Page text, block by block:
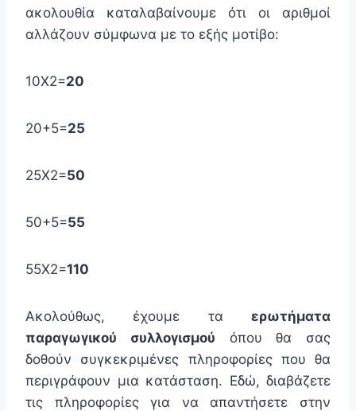
ακολουθία καταλαβαίνουμε ότι οι αριθμοί
αλλάζουν σύμφωνα με το εξής μοτίβο:
10Χ2=20
20+5=25
25Χ2=50
50+5=55
55Χ2=110
Ακολούθως, έχουμε τα ερωτήματα
παραγωγικού συλλογισμού όπου θα σας
δοθούν συγκεκριμένες πληροφορίες που θα
περιγράφουν μια κατάσταση. Εδώ, διαβάζετε
τις πληροφορίες για να απαντήσετε στην